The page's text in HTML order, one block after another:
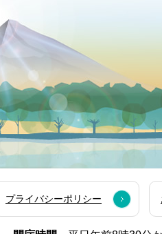
プライバシーポリシー